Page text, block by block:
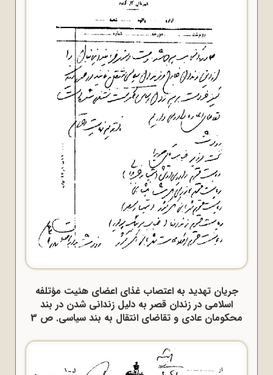
جریان تهدید به اعتصاب غذای اعضای هئیت مؤتلفه
اسلامی در زندان قصر به دلیل زندانی شدن در بند
محکومان عادی و تقاضای انتقال به بند سیاسی. ص 3